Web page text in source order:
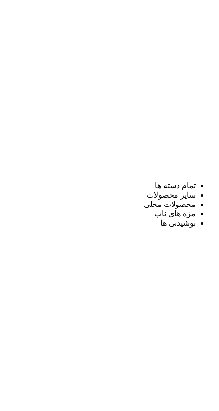
تمام دسته ها
سایر محصولات
محصولات محلی
مزه های ناب
نوشیدنی ها